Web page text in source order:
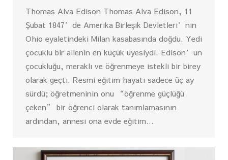
Thomas Alva Edison Thomas Alva Edison, 11
Şubat 1847’de Amerika Birleşik Devletleri’nin
Ohio eyaletindeki Milan kasabasında doğdu. Yedi
çocuklu bir ailenin en küçük üyesiydi. Edison’un
çocukluğu, meraklı ve öğrenmeye istekli bir birey
olarak geçti. Resmi eğitim hayatı sadece üç ay
sürdü; öğretmeninin onu “öğrenme güçlüğü
çeken” bir öğrenci olarak tanımlamasının
ardından, annesi ona evde eğitim…